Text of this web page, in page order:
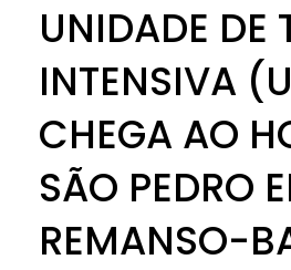
UNIDADE DE
INTENSIVA
CHEGA AO
SÃO PEDRO
REMANSO-